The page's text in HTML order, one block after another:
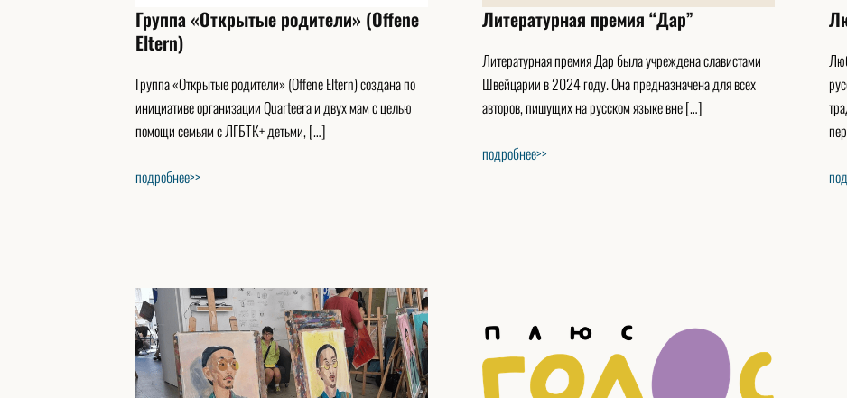
Группа «Открытые родители» (Offene
Eltern)
Группа «Открытые родители» (Offene Eltern) создана по
инициативе организации Quarteera и двух мам с целью
помощи семьям с ЛГБТК+ детьми, […]
подробнее>>
Литературная премия “Дар”
Литературная премия Дар была учреждена славистами
Швейцарии в 2024 году. Она предназначена для всех
авторов, пишущих на русском языке вне […]
подробнее>>